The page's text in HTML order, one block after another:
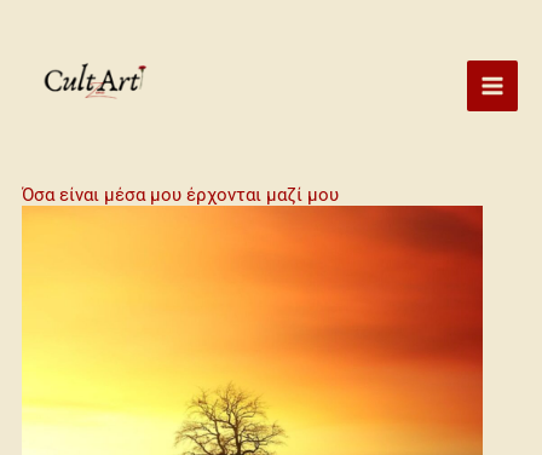
content
Όσα είναι μέσα μου έρχονται μαζί μου